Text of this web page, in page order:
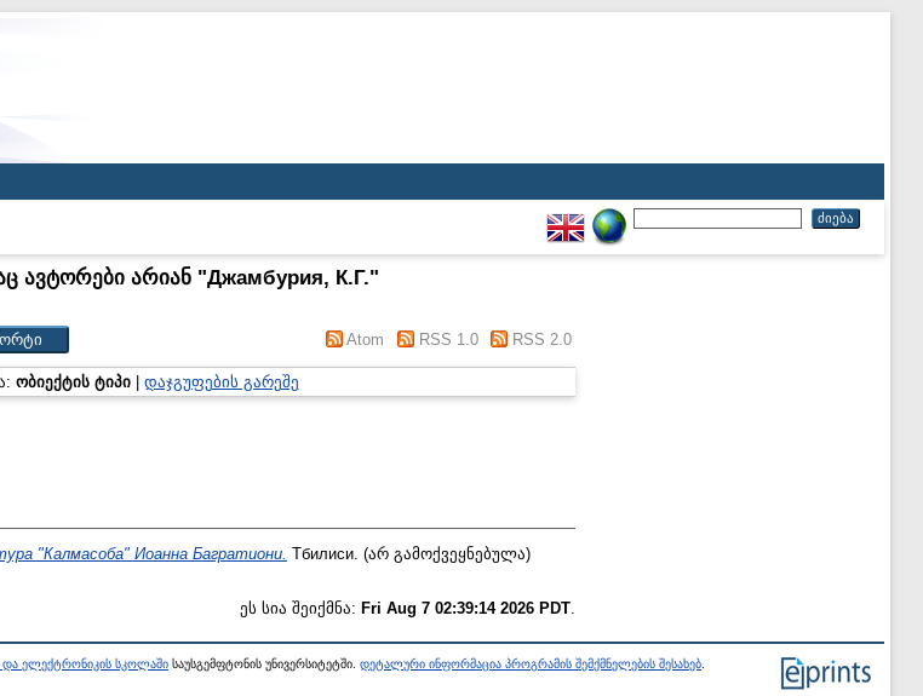
ავტორები არიან "Джамбурия, К.Г."
Atom RSS 1.0 RSS 2.0
ობიექტის ტიპი| დაჯგუფების გარეშე
"Калмасоба" Иоанна Багратиони. Тбилиси. (არ გამოქვეყნებულა)
ეს სია შეიქმნა: Fri Aug 7 02:39:14 2026 PDT
და ელექტრონიკის სკოლაში საუსგემფტონის უნივერსიტეტში. დეტალური ინფორმაცია პროგრამის შემქმნელების შესახებ